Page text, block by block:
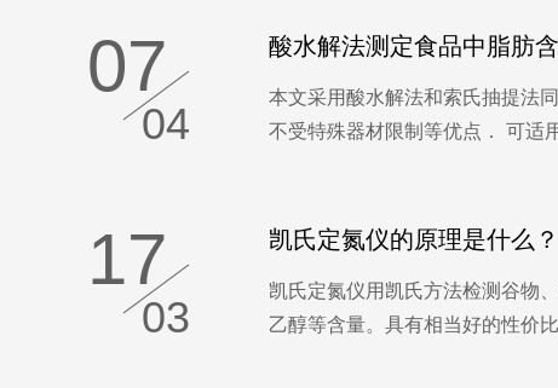
07
04
酸水解法测定食品中脂肪
本文采用酸水解法和索氏抽提法
不受特殊器材限制等优点． 可适
17
03
凯氏定氮仪的原理是什么？
凯氏定氮仪用凯氏方法检测谷物
乙醇等含量。具有相当好的性价